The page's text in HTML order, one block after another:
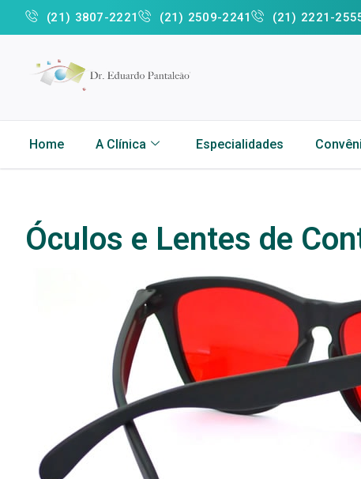
(21) 3807-2221 (21) 2509-2241 (21) 2221-
Home A Clínica Especialidades
Óculos e Lentes de